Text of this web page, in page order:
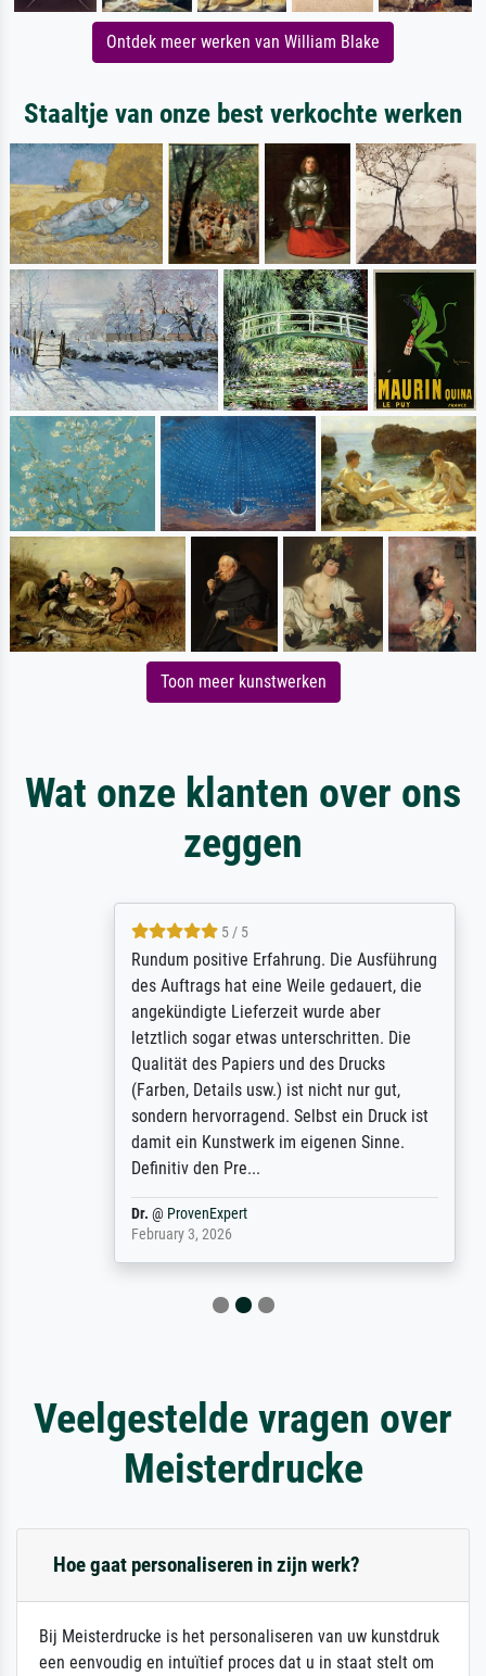
Ontdek meer werken van William Blake
Staaltje van onze best verkochte werken
Toon meer kunstwerken
Wat onze klanten over ons
zeggen
5 / 5
Rundum positive Erfahrung. Die Ausführung
des Auftrags hat eine Weile gedauert, die
angekündigte Lieferzeit wurde aber
letztlich sogar etwas unterschritten. Die
Qualität des Papiers und des Drucks
(Farben, Details usw.) ist nicht nur gut,
sondern hervorragend. Selbst ein Druck ist
damit ein Kunstwerk im eigenen Sinne.
Definitiv den Pre...
ProvenExpert
February 3, 2026
Veelgestelde vragen over
Meisterdrucke
Hoe gaat personaliseren in zijn werk?
Bij Meisterdrucke is het personaliseren van uw kunstdruk
een eenvoudig en intuïtief proces dat u in staat stelt om